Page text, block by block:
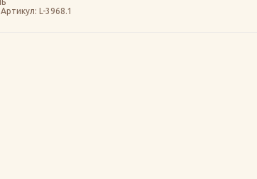
Артикул: L-3968.1